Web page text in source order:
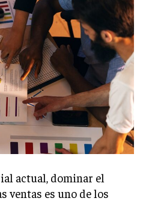
most noteworthy news from all
plan, you get access
you stay ahead of the curve.
PUBLIC OPINION
actual, dominar el
ventas es uno de los